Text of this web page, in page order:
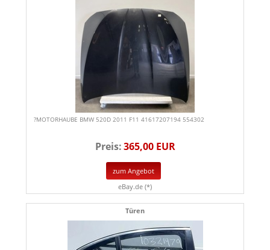
?MOTORHAUBE BMW 520D 2011 F11 41617207194 554302
Preis:365,00 EUR
zum Angebot
eBay.de (*)
Türen